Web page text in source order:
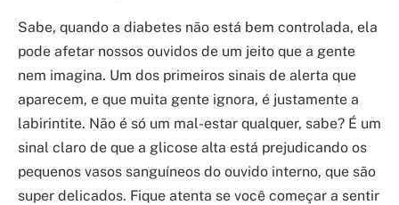
Sabe, quando a diabetes não está bem controlada, ela
pode afetar nossos ouvidos de um jeito que a gente
nem imagina. Um dos primeiros sinais de alerta que
aparecem, e que muita gente ignora, é justamente a
labirintite. Não é só um mal-estar qualquer, sabe? É um
sinal claro de que a glicose alta está prejudicando os
pequenos vasos sanguíneos do ouvido interno, que são
super delicados. Fique atenta se você começar a sentir